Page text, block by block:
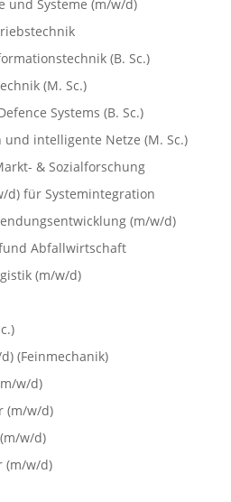
und Systeme (m/w/d)
(B. Sc.)
(M. Sc.)
Systems (B. Sc.)
intelligente Netze (M. Sc.)
& Sozialforschung
d) für Systemintegration
(m/w/d)
Abfallwirtschaft
(m/w/d)
(Feinmechanik)
w/d)
(m/w/d)
w/d)
(m/w/d)